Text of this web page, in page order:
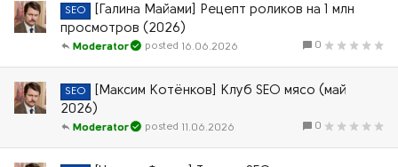
SEO
[Галина Майами] Рецепт роликов на 1 млн
просмотров (2026)
0
16.06.2026
Moderator
SEO
[Максим Котёнков] Клуб SEO мясо (май
2026)
0
11.06.2026
Moderator